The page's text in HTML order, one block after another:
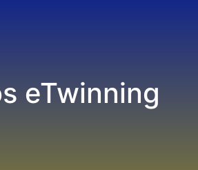
eTwinning